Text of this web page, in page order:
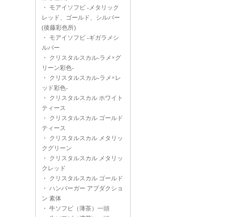
・ モアイソフビ -メタリック
レッド、ゴールド、シルバー
(後藤彩色所)
・ モアイソフビ -ギガラメシ
ルバー
・ クリスタルスカル-ラメ×グ
リーン彩色-
・ クリスタルスカル-ラメ×レ
ッド彩色-
・ クリスタルスカル ホワイト
ティース
・ クリスタルスカル ゴールド
ティース
・ クリスタルスカル メタリッ
クグリーン
・ クリスタルスカル メタリッ
クレッド
・ クリスタルスカル ゴールド
・ ハンバーガー アブダクショ
ン 素体
・ 牛ソフビ（薄茶）一頭